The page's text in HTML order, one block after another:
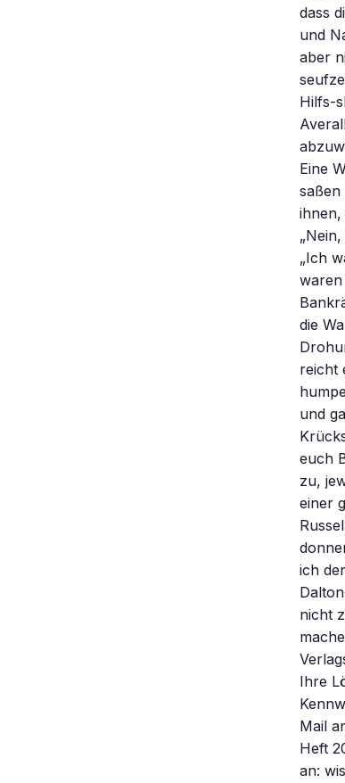
dass
und
aber
Hilfs-
Eine
ihnen,
„Ich
waren
die
reicht
und
euch
zu,
einer
ich
nicht
Ihre
Mail
Heft
an: